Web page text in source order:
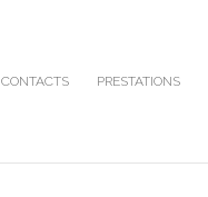
CONTACTS PRESTATIONS